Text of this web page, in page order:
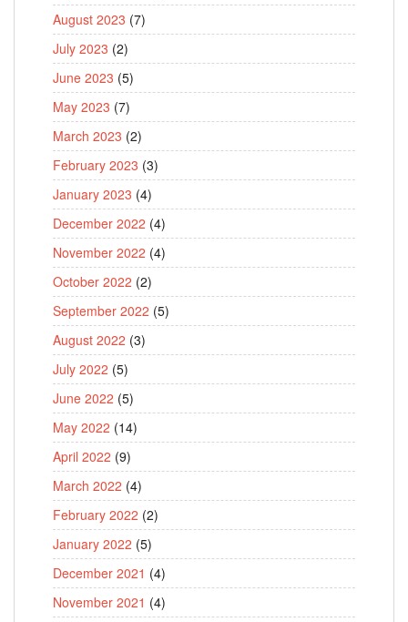
August 2023 (7)
July 2023 (2)
June 2023 (5)
May 2023 (7)
March 2023 (2)
February 2023 (3)
January 2023 (4)
December 2022 (4)
November 2022 (4)
October 2022 (2)
September 2022 (5)
August 2022 (3)
July 2022 (5)
June 2022 (5)
May 2022 (14)
April 2022 (9)
March 2022 (4)
February 2022 (2)
January 2022 (5)
December 2021 (4)
November 2021 (4)